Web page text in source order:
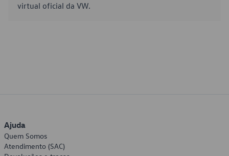
virtual oficial da VW.
Ajuda
Quem Somos
Atendimento (SAC)